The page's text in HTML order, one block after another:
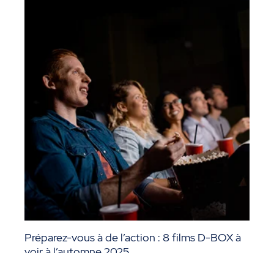
Préparez-vous à de l’action : 8 films D-BOX à